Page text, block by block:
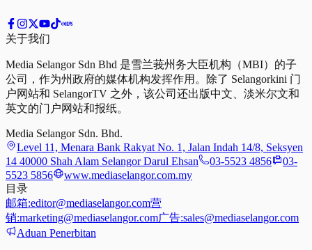
关于我们
Media Selangor Sdn Bhd 是雪兰莪州务大臣机构（MBI）的子
公司，作为州政府的媒体机构发挥作用。除了 Selangorkini 门
户网站和 SelangorTV 之外，该公司还出版中文、淡米尔文和
英文的门户网站和报纸。
Media Selangor Sdn. Bhd.
Level 11, Menara Bank Rakyat No. 1, Jalan Indah 14/8, Seksyen
14 40000 Shah Alam Selangor Darul Ehsan
03-5523 4856
03-
5523 5856
www.mediaselangor.com.my
目录
邮箱:editor@mediaselangor.com营
销:marketing@mediaselangor.com广告:sales@mediaselangor.com
Aduan Penerbitan